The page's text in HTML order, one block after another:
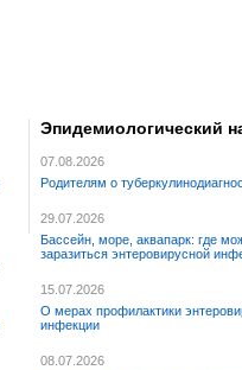
Эпидемиологический
07.08.2026
Родителям о
29.07.2026
Бассейн, море, аквапарк: где
заразиться энтеровирусной
15.07.2026
О мерах профилактики
инфекции
08.07.2026